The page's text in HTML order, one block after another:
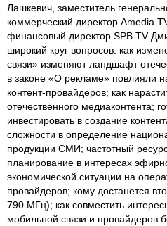
Лашкевич, заместитель
коммерческий директор Amedia
финансовый директор SPB TV
широкий круг вопросов: как
связи» изменяют ландшафт
в законе «О рекламе» повлияли
контент-провайдеров; как
отечественного медиаконтента;
инвестировать в создание
сложности в определение
продукции СМИ; частотный
планирование в интересах
экономической ситуации на
провайдеров; кому достанется
790 МГц); как совместить
мобильной связи и провайдеров